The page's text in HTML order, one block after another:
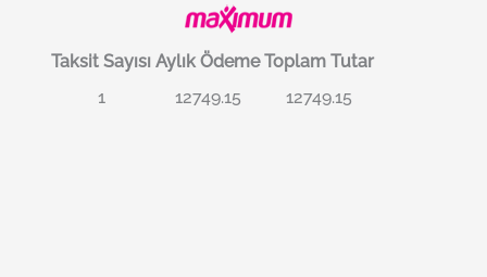
Taksit Sayısı Aylık Ödeme Toplam Tutar
1
12749.15 12749.15